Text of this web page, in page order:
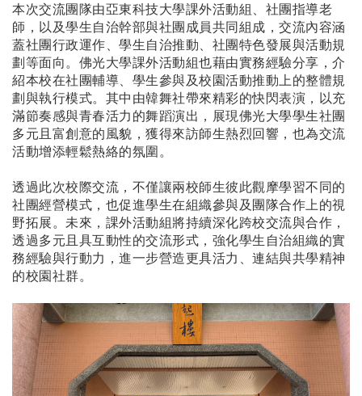
本次交流團隊由亞東科技大學課外活動組、社團指導老
師，以及學生自治幹部與社團成員共同組成，交流內容涵
蓋社團行政運作、學生自治推動、社團特色發展與活動規
劃等面向。佛光大學課外活動組也藉由實務經驗分享，介
紹本校在社團輔導、學生參與及校園活動推動上的整體規
劃與執行模式。 其中由韓舞社帶來精彩的快閃表演 ，以充
滿節奏感與青春活力的舞蹈演出，展現佛光大學學生社團
多元且富創意的風貌，獲得來訪師生熱烈回響，也為交流
活動增添輕鬆熱絡的氛圍。
透過此次校際交流，不僅讓兩校師生彼此觀摩學習不同的
社團經營模式，也促進學生在組織參與及團隊合作上的視
野拓展。未來，課外活動組將持續深化跨校交流與合作，
透過多元且具互動性的交流形式，強化學生自治組織的實
務經驗與行動力，進一步營造更具活力、連結與共學精神
的校園社群。